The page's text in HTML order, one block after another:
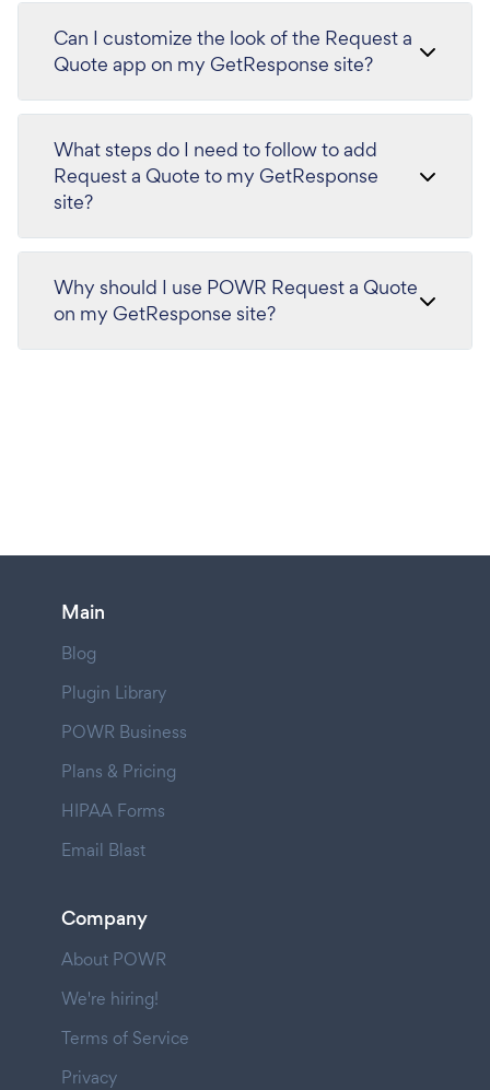
Can I customize the look of the Request a
Quote app on my GetResponse site?
What steps do I need to follow to add
Request a Quote to my GetResponse
site?
Why should I use POWR Request a Quote
on my GetResponse site?
Main
Blog
Plugin Library
POWR Business
Plans & Pricing
HIPAA Forms
Email Blast
Company
About POWR
We're hiring!
Terms of Service
Privacy